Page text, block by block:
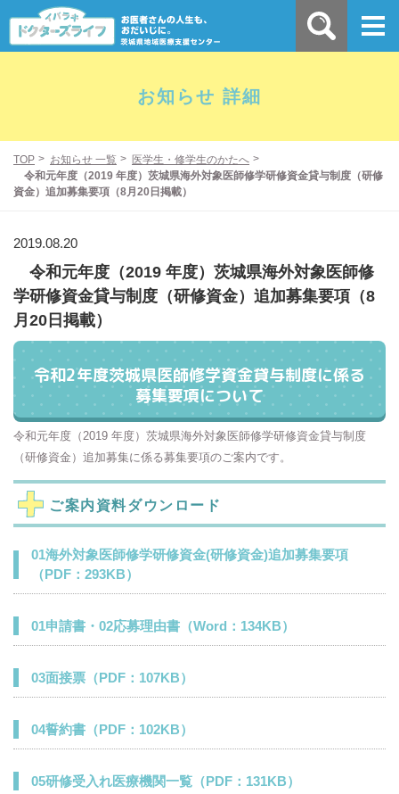
お知らせ 詳細
TOP お知らせ 一覧
医学生・修学生のかたへ
令和元年度（2019 年度）茨城県海外対象医師修学研修資金貸与制度（研修
資金）追加募集要項（8月20日掲載）
2019.08.20
令和元年度（2019 年度）茨城県海外対象医師修
学研修資金貸与制度（研修資金）追加募集要項（8
月20日掲載）
令和2年度茨城県医師修学資金貸与制度に係る
募集要項について
令和元年度（2019 年度）茨城県海外対象医師修学研修資金貸与制度
（研修資金）追加募集に係る募集要項のご案内です。
ご案内資料ダウンロード
01海外対象医師修学研修資金(研修資金)追加募集要項
（PDF：293KB）
01申請書・02応募理由書（Word：134KB）
03面接票（PDF：107KB）
04誓約書（PDF：102KB）
05研修受入れ医療機関一覧（PDF：131KB）